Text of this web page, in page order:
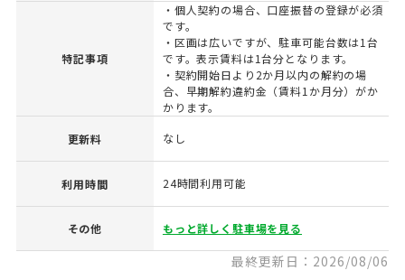
特記事項
・個人契約の場合、口座振替の登録が必須
です。
・区画は広いですが、駐車可能台数は1台
です。表示賃料は1台分となります。
・契約開始日より2か月以内の解約の場
合、早期解約違約金（賃料1か月分）がか
かります。
更新料 なし
利用時間 24時間利用可能
その他 もっと詳しく駐車場を見る
最終更新日：2026/08/06